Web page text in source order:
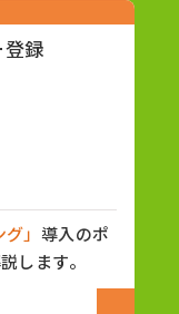
録
」 導入のポ
します。